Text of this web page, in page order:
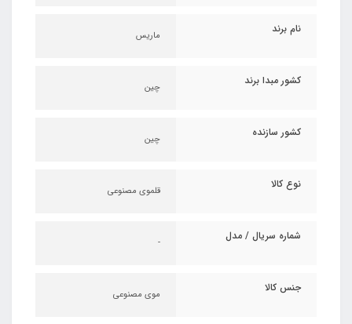
نام برند ماریس
کشور مبدا برند چین
کشور سازنده چین
نوع کالا قلموی مصنوعی
شماره سریال / مدل -
جنس کالا موی مصنوعی